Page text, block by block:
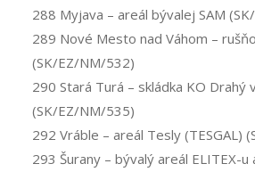
288 Myjava – areál bývalej SAM
289 Nové Mesto nad Váhom –
(SK/EZ/NM/532)
290 Stará Turá – skládka KO Drahý
(SK/EZ/NM/535)
292 Vráble – areál Tesly (TESGAL)
293 Šurany – bývalý areál ELITEX-u